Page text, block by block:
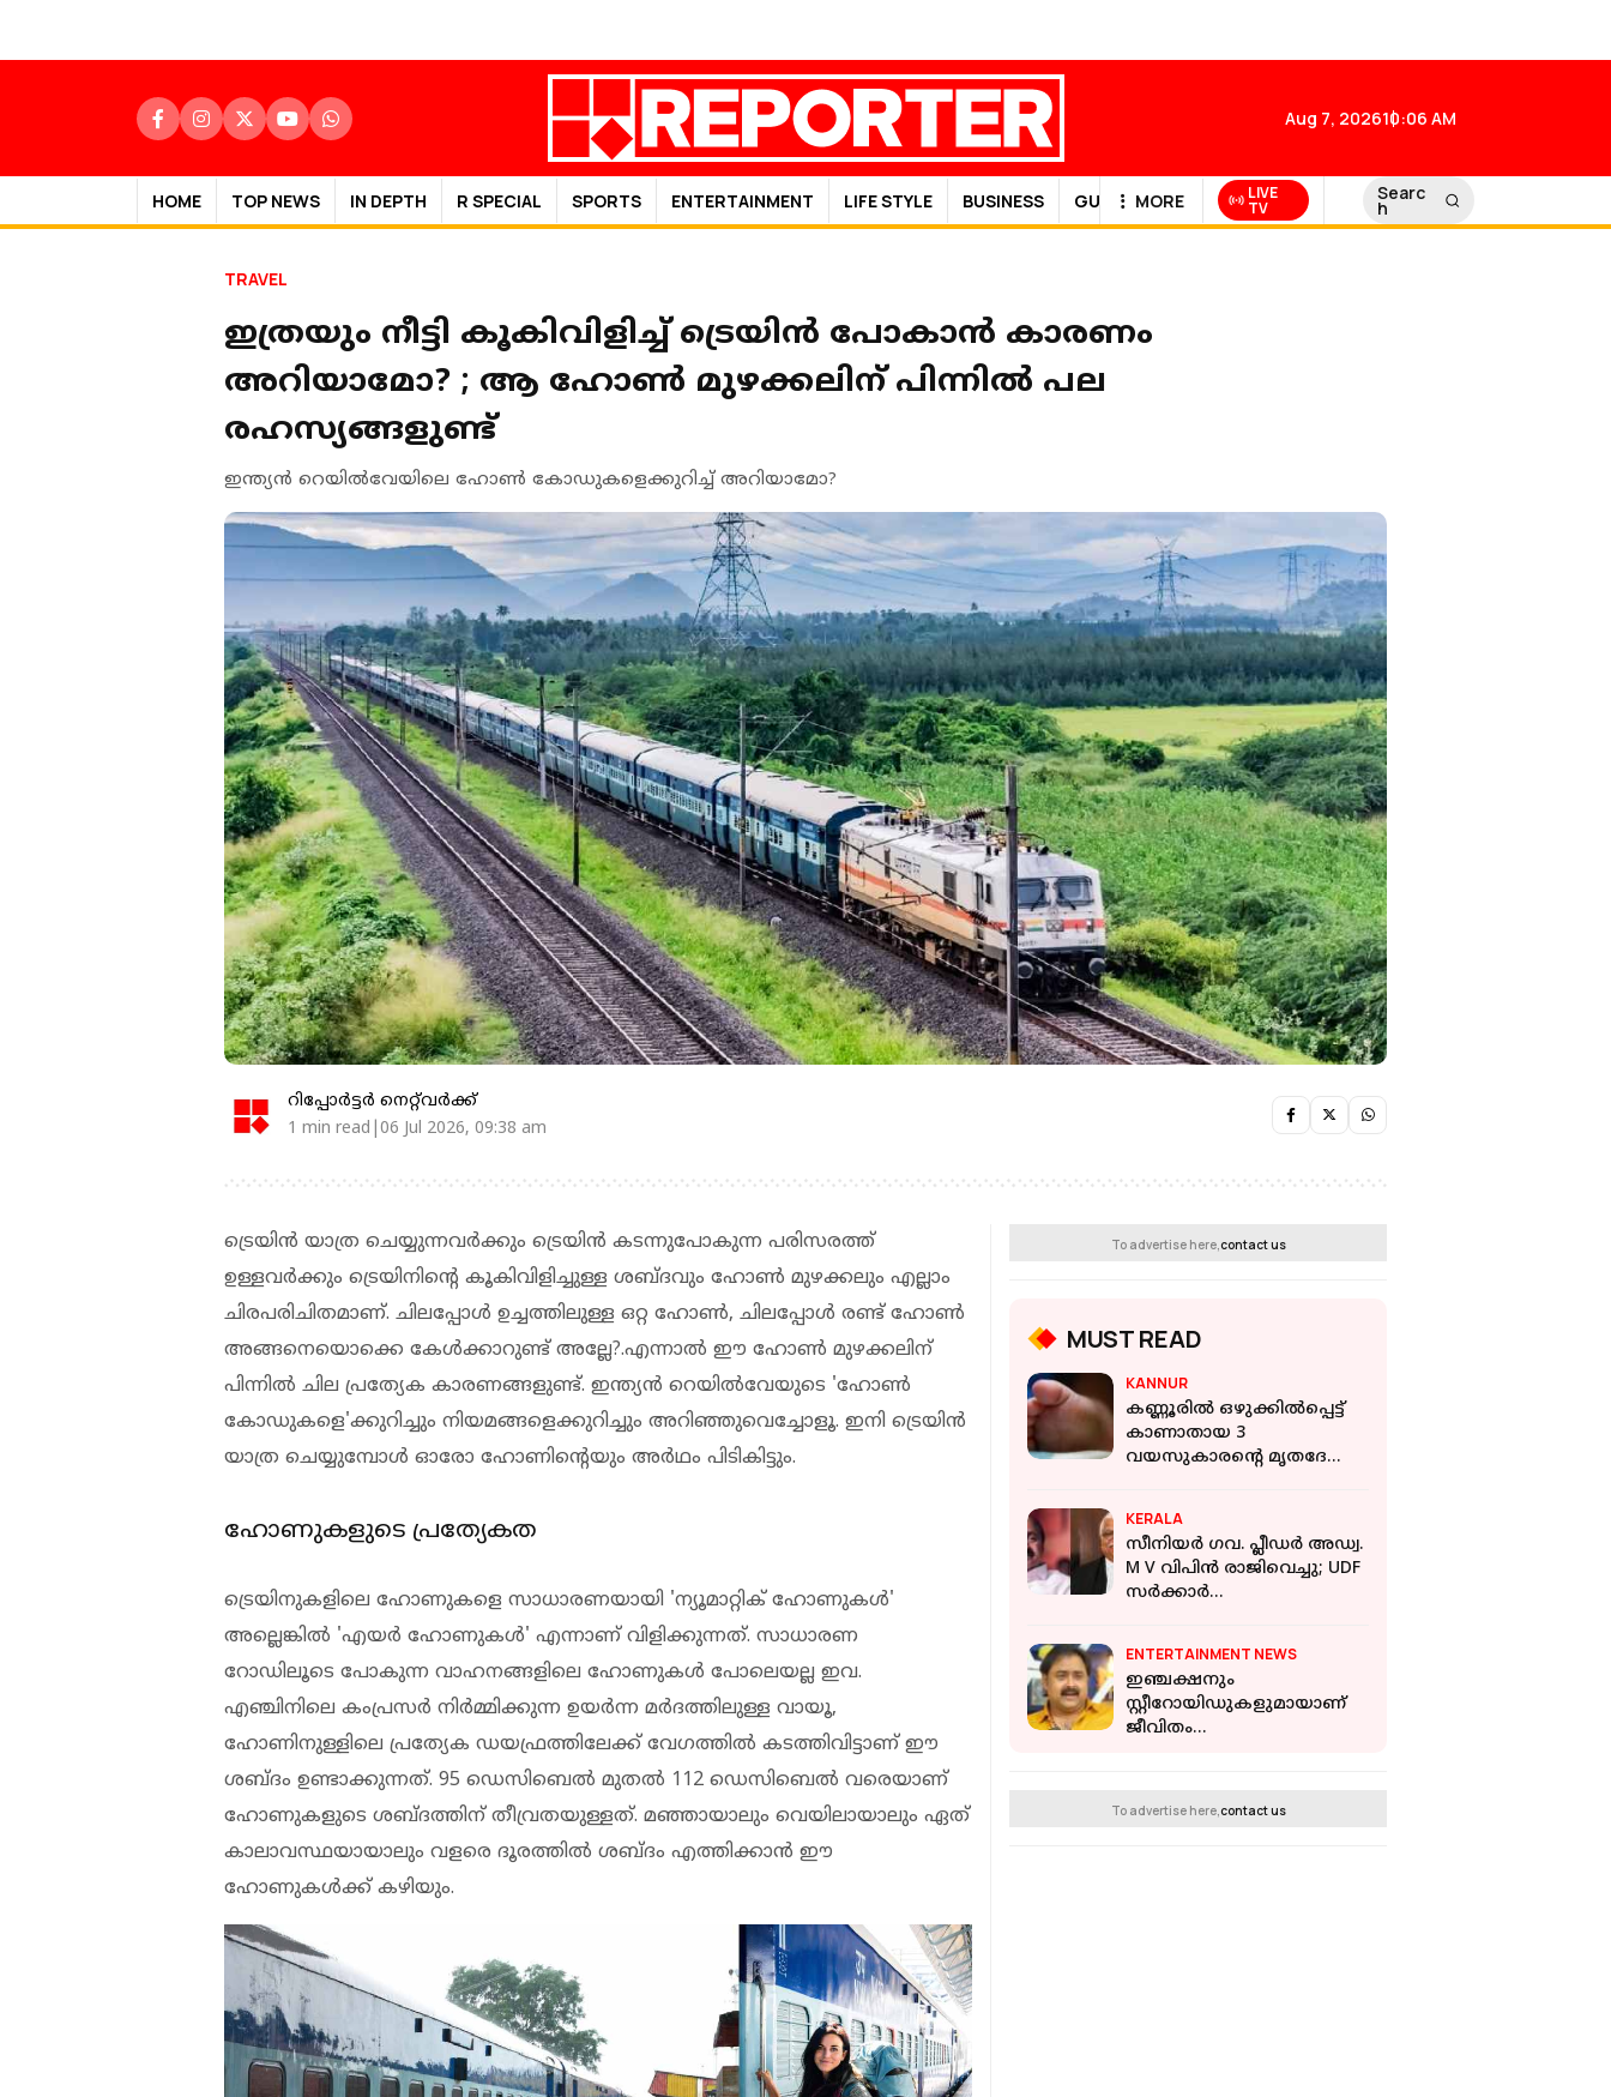
Aug 7, 202610:06 AM
HOME TOP NEWS IN DEPTH R SPECIAL SPORTS ENTERTAINMENT LIFE STYLE BUSINESS GULF NEWS
MORE LIVE
TV
Searc
h
TRAVEL
ഇത്രയും നീട്ടി കൂകിവിളിച്ച് ട്രെയിന്‍ പോകാന്‍ കാരണം
അറിയാമോ? ; ആ ഹോണ്‍ മുഴക്കലിന് പിന്നില്‍ പല
രഹസ്യങ്ങളുണ്ട്
ഇന്ത്യന്‍ റെയില്‍വേയിലെ ഹോണ്‍ കോഡുകളെക്കുറിച്ച് അറിയാമോ?
റിപ്പോർട്ടർ നെറ്റ്‌വര്‍ക്ക്‌
1 min read|06 Jul 2026, 09:38 am
ട്രെയിന്‍ യാത്ര ചെയ്യുന്നവര്‍ക്കും ട്രെയിന്‍ കടന്നുപോകുന്ന പരിസരത്ത്
ഉള്ളവര്‍ക്കും ട്രെയിനിന്റെ കൂകിവിളിച്ചുള്ള ശബ്ദവും ഹോണ്‍ മുഴക്കലും എല്ലാം
ചിരപരിചിതമാണ്. ചിലപ്പോള്‍ ഉച്ചത്തിലുള്ള ഒറ്റ ഹോണ്‍, ചിലപ്പോള്‍ രണ്ട് ഹോണ്‍
അങ്ങനെയൊക്കെ കേള്‍ക്കാറുണ്ട് അല്ലേ?.എന്നാല്‍ ഈ ഹോണ്‍ മുഴക്കലിന്
പിന്നില്‍ ചില പ്രത്യേക കാരണങ്ങളുണ്ട്. ഇന്ത്യന്‍ റെയില്‍വേയുടെ 'ഹോണ്‍
കോഡുകളെ'ക്കുറിച്ചും നിയമങ്ങളെക്കുറിച്ചും അറിഞ്ഞുവെച്ചോളൂ. ഇനി ട്രെയിന്‍
യാത്ര ചെയ്യുമ്പോള്‍ ഓരോ ഹോണിന്റെയും അര്‍ഥം പിടികിട്ടും.
ഹോണുകളുടെ പ്രത്യേകത
ട്രെയിനുകളിലെ ഹോണുകളെ സാധാരണയായി 'ന്യൂമാറ്റിക് ഹോണുകള്‍'
അല്ലെങ്കില്‍ 'എയര്‍ ഹോണുകള്‍' എന്നാണ് വിളിക്കുന്നത്. സാധാരണ
റോഡിലൂടെ പോകുന്ന വാഹനങ്ങളിലെ ഹോണുകള്‍ പോലെയല്ല ഇവ.
എഞ്ചിനിലെ കംപ്രസര്‍ നിര്‍മ്മിക്കുന്ന ഉയര്‍ന്ന മര്‍ദത്തിലുള്ള വായൂ,
ഹോണിനുള്ളിലെ പ്രത്യേക ഡയഫ്രത്തിലേക്ക് വേഗത്തില്‍ കടത്തിവിട്ടാണ് ഈ
ശബ്ദം ഉണ്ടാക്കുന്നത്. 95 ഡെസിബെല്‍ മുതല്‍ 112 ഡെസിബെല്‍ വരെയാണ്
ഹോണുകളുടെ ശബ്ദത്തിന് തീവ്രതയുള്ളത്. മഞ്ഞായാലും വെയിലായാലും ഏത്
കാലാവസ്ഥയായാലും വളരെ ദൂരത്തില്‍ ശബ്ദം എത്തിക്കാന്‍ ഈ
ഹോണുകള്‍ക്ക് കഴിയും.
To advertise here, contact us
MUST READ
KANNUR
കണ്ണൂരില്‍ ഒഴുക്കില്‍പ്പെട്ട്
കാണാതായ 3
വയസുകാരന്റെ മൃതദേഹം
KERALA
സീനിയർ ഗവ. പ്ലീഡര്‍ അഡ്വ.
M V വിപിന്‍ രാജിവെച്ചു; UDF
സര്‍ക്കാർ
രണ്ടാമത്തെ രാജി
ENTERTAINMENT NEWS
ഇഞ്ചക്ഷനും
സ്റ്റീറോയിഡുകളുമായാണ്
ജീവിതം
To advertise here, contact us